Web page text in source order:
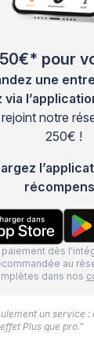
pour
une
rejoint notre
250€ !
paiement dès
au
dans nos
un service
Plus que pro.”